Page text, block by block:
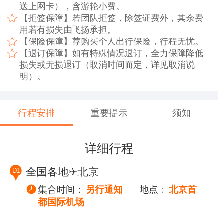
送上网卡），含游轮小费。
【拒签保障】若团队拒签，除签证费外，其余费
用若有损失由飞扬承担。
【保险保障】荐购买个人出行保险，行程无忧。
【退订保障】如有特殊情况退订，全力保障降低
损失或无损退订（取消时间而定，详见取消说
明）。
行程安排 重要提示 须知
详细行程
D1 全国各地✈北京
集合时间： 另行通知 地点： 北京首
都国际机场